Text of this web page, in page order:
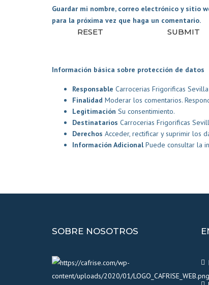
Guardar mi nombre, correo electrónico y sitio
para la próxima vez que haga un comentario.
RESET SUBMIT
Información básica sobre protección de datos
Responsable Carrocerias Frigorificas
Finalidad Moderar los comentarios.
Legitimación Su consentimiento.
Destinatarios Carrocerias Frigorificas
Derechos Acceder, rectificar y suprimir los
Información AdicionalPuede consultar la
SOBRE NOSOTROS